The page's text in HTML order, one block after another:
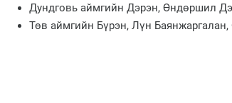
Дундговь аймгийн Дэрэн, Өндөршил
Төв аймгийн Бүрэн, Лүн